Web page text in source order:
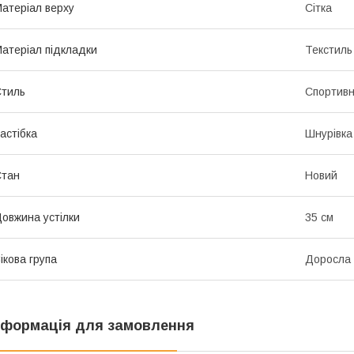
верху Сітка
підкладки Текстиль
Шнурівка
Новий
устілки 35 см
група Доросла
для замовлення